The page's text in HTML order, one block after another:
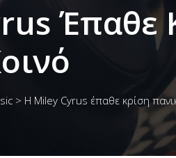
Έπαθε
> Η Miley Cyrus έπαθε κρίση